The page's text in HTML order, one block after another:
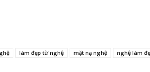
làm đẹp từ nghệ mặt nạ nghệ
nghệ làm